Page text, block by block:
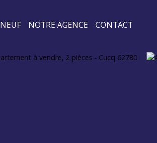
NEUF NOTRE AGENCE CONTACT